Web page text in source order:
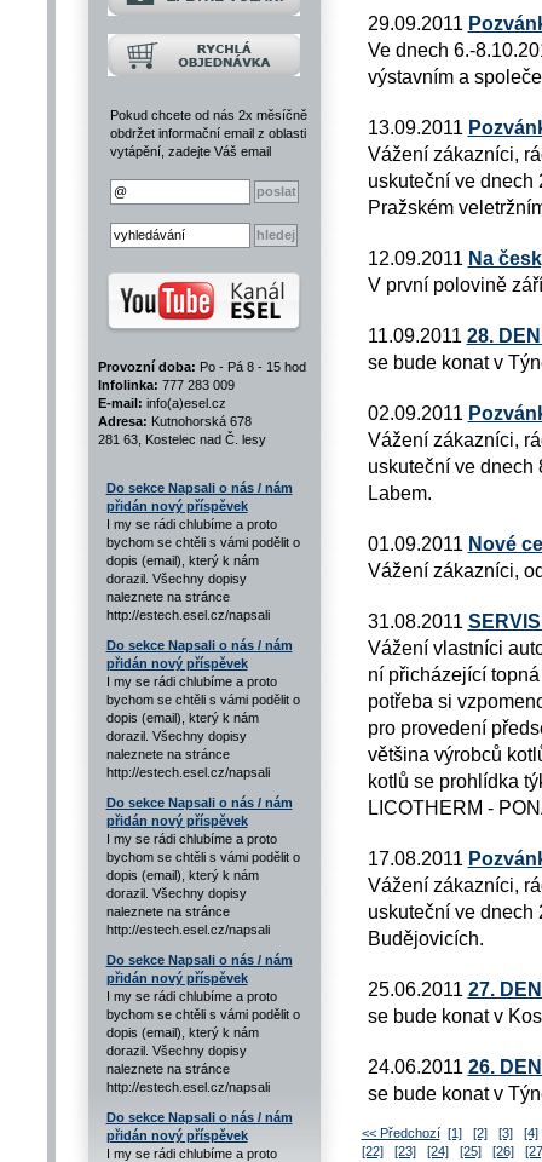
Pokud chcete od nás 2x měsíčně
obdržet informační email z oblasti
vytápění, zadejte Váš email
Provozní doba: Po - Pá 8 - 15 hod
Infolinka: 777 283 009
E-mail: info(a)esel.cz
Adresa: Kutnohorská 678
281 63, Kostelec nad Č. lesy
Do sekce Napsali o nás / nám
přidán nový příspěvek
I my se rádi chlubíme a proto
bychom se chtěli s vámi podělit o
dopis (email), který k nám
dorazil. Všechny dopisy
naleznete na stránce
http://estech.esel.cz/napsali
Do sekce Napsali o nás / nám
přidán nový příspěvek
I my se rádi chlubíme a proto
bychom se chtěli s vámi podělit o
dopis (email), který k nám
dorazil. Všechny dopisy
naleznete na stránce
http://estech.esel.cz/napsali
Do sekce Napsali o nás / nám
přidán nový příspěvek
I my se rádi chlubíme a proto
bychom se chtěli s vámi podělit o
dopis (email), který k nám
dorazil. Všechny dopisy
naleznete na stránce
http://estech.esel.cz/napsali
Do sekce Napsali o nás / nám
přidán nový příspěvek
I my se rádi chlubíme a proto
bychom se chtěli s vámi podělit o
dopis (email), který k nám
dorazil. Všechny dopisy
naleznete na stránce
http://estech.esel.cz/napsali
Do sekce Napsali o nás / nám
přidán nový příspěvek
I my se rádi chlubíme a proto
29.09.2011
Ve dnech 6.-
výstavním a
13.09.2011
Vážení zákazníci,
uskuteční ve dnech
Pražském
12.09.2011 Na
V první polovině
11.09.2011 28.
se bude konat v
02.09.2011
Vážení zákazníci,
uskuteční ve dnech
Labem.
01.09.2011 Nové
Vážení zákazníci,
31.08.2011
Vážení vlastníci
ní přicházející
potřeba si
pro provedení
většina výrobců
kotlů se prohlídka
LICOTHERM -
17.08.2011
Vážení zákazníci,
uskuteční ve dnech
Budějovicích.
25.06.2011 27.
se bude konat v
24.06.2011 26.
se bude konat v
<< Předchozí [1] [2] [3]
[4]
[22]
[23] [24] [25] [26]